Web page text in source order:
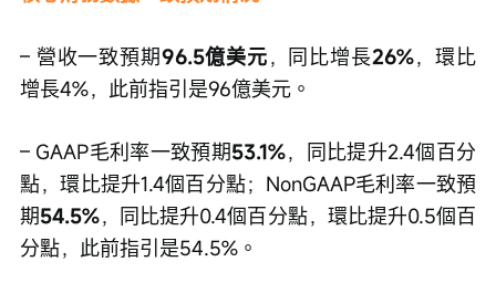
– 營收一致預期96.5億美元，同比增長26%，環比
增長4%，此前指引是96億美元。
– GAAP毛利率一致預期53.1%，同比提升2.4個百分
點，環比提升1.4個百分點；NonGAAP毛利率一致預
期54.5%，同比提升0.4個百分點，環比提升0.5個百
分點，此前指引是54.5%。